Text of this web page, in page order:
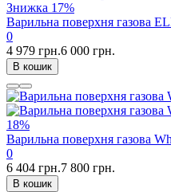
Знижка 17%
Варильна поверхня газова
0
4 979 грн.6 000 грн.
В кошик
18%
Варильна поверхня газова
0
6 404 грн.7 800 грн.
В кошик